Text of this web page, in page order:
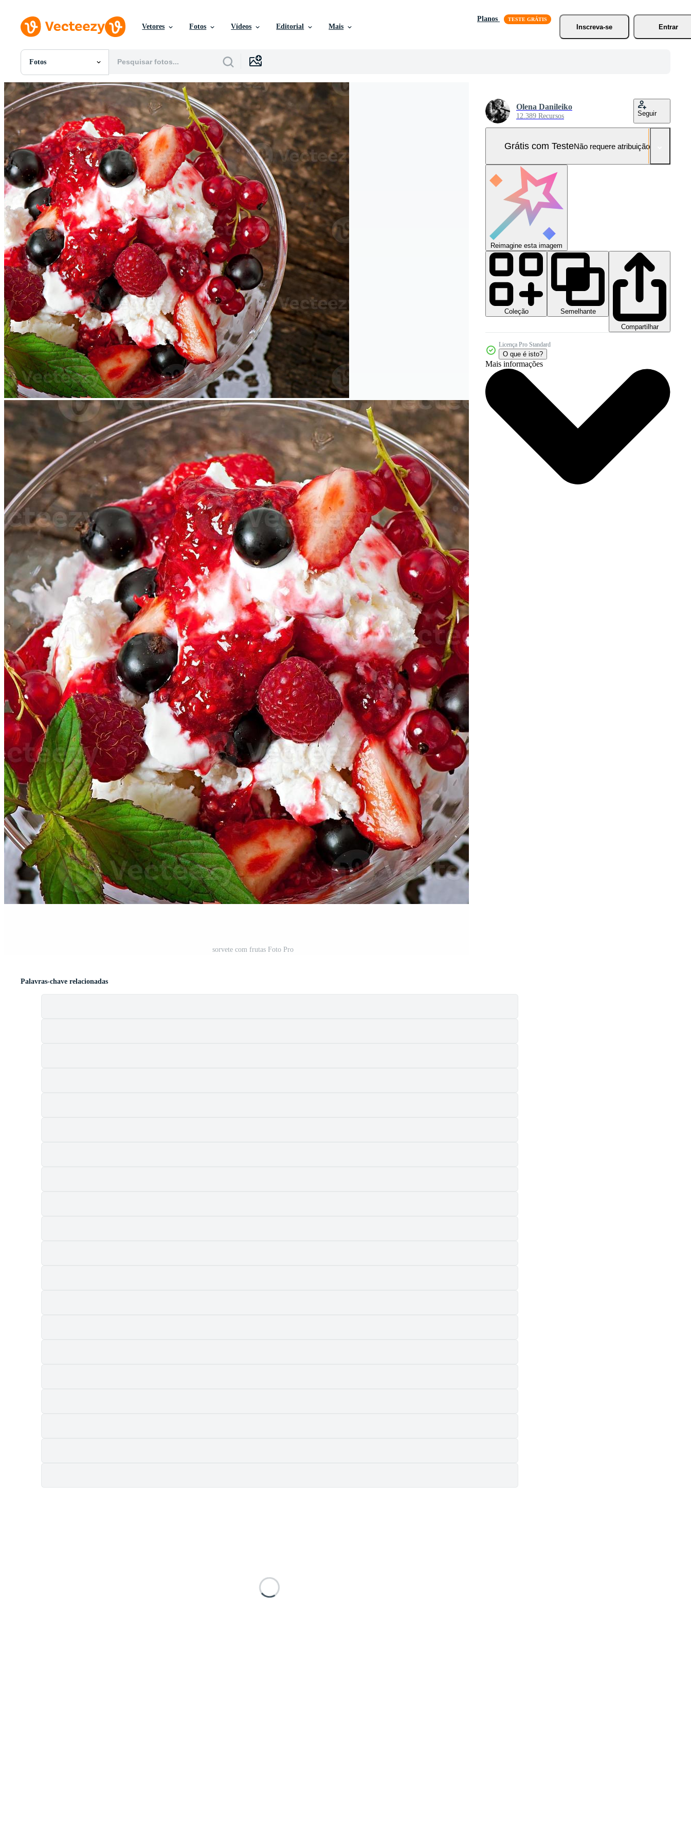
Vetores Fotos Vídeos Editorial Mais
Planos
Inscreva-se
Entrar
Fotos
Todas Imagens
Fotos
PNGs
PSDs
SVGs
Modelos
Vetores
Videos
Motion graphics
Imagens Editoriais
Eventos Editoriais
sorvete com frutas Foto Pro
Olena Danileiko
12.389 Recursos Seguir
Grátis com TesteNão requere atribuição!
Reimagine esta imagem
Coleção
Semelhante
Compartilhar
Licença Pro Standard
O que é isto?
Mais informações
Palavras-chave relacionadas